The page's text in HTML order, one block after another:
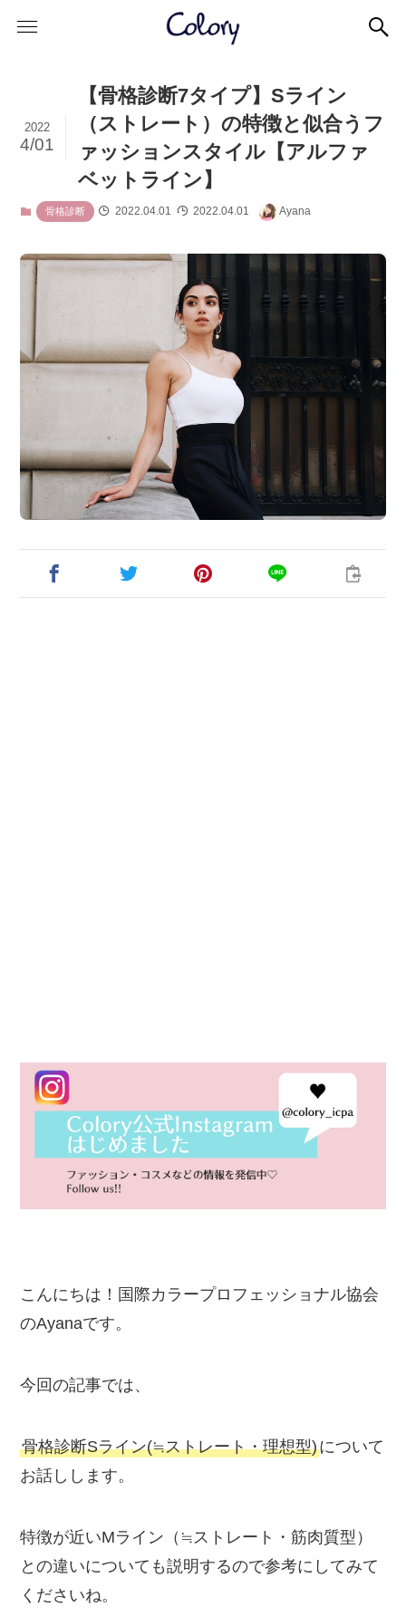
【骨格診断7タイプ】Sライン
（ストレート）の特徴と似合うフ
ァッションスタイル【アルファ
ベットライン】
2022
4/01
骨格診断 2022.04.01 2022.04.01 Ayana
こんにちは！国際カラープロフェッショナル協会
のAyanaです。
今回の記事では、
骨格診断Sライン(≒ストレート・理想型)について
お話しします。
特徴が近いMライン（≒ストレート・筋肉質型）
との違いについても説明するので参考にしてみて
くださいね。